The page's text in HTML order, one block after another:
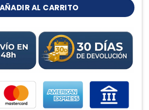
AÑADIR AL CARRITO